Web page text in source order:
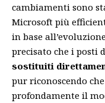
cambiamenti sono
Microsoft più
in base
precisato che i
sostituiti
pur riconoscendo
profondamente il